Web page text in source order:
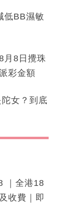
低BB濕敏
月8日攪珠
彩金額
女？到底
｜全港18
收費｜即